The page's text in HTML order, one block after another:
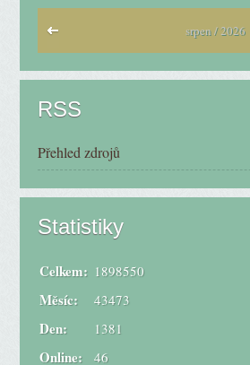
srpen / 2026
RSS
Přehled zdrojů
Statistiky
Online: 46
Celkem: 1898550
Měsíc: 43473
Den: 1381